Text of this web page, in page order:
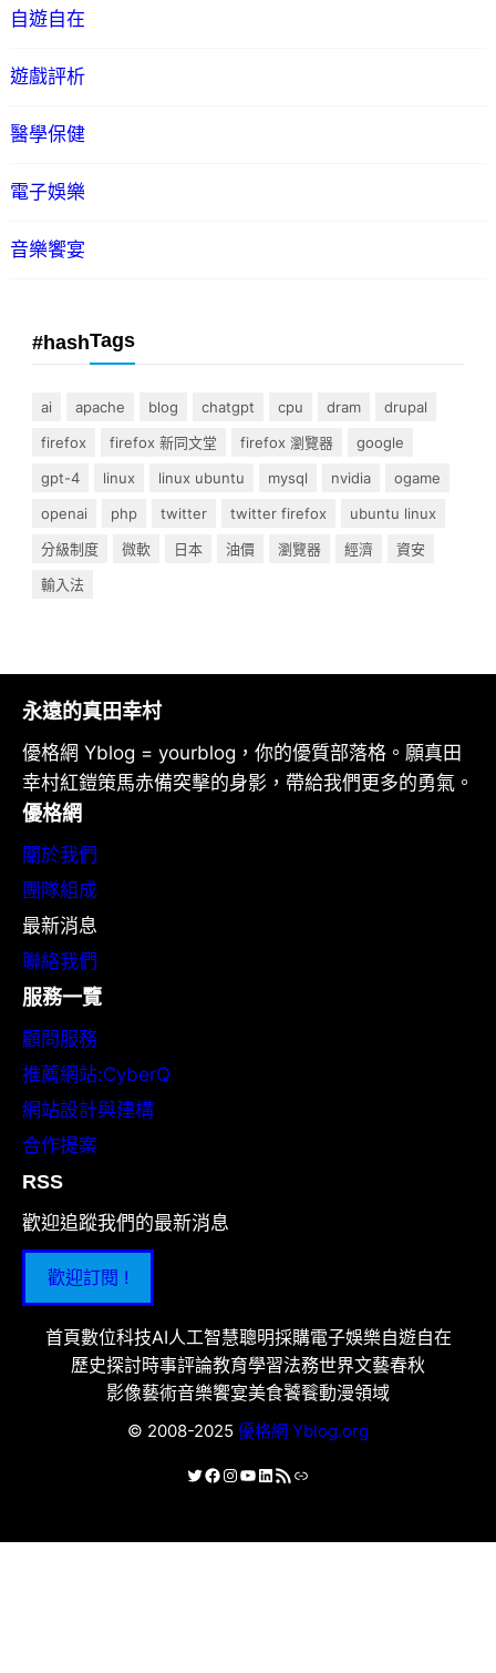
自遊自在
遊戲評析
醫學保健
電子娛樂
音樂饗宴
#hashTags
ai apache blog chatgpt cpu dram
drupal
firefox
firefox 新同文堂 firefox 瀏覽器
google
gpt-4
linux linux ubuntu mysql nvidia
ogame
openai
php twitter twitter firefox
ubuntu linux
分級制度
微軟 日本 油價 瀏覽器 經濟
資安
輸入法
永遠的真田幸村
優格網 Yblog = yourblog，你的優質部落格。願真田
幸村紅鎧策馬赤備突擊的身影，帶給我們更多的勇氣。
優格網
關於我們
團隊組成
最新消息
聯絡我們
服務一覽
顧問服務
推薦網站:CyberQ
網站設計與建構
合作提案
RSS
歡迎追蹤我們的最新消息
歡迎訂閱 !
首頁數位科技AI人工智慧聰明採購電子娛樂自遊自在
歷史探討時事評論教育學習法務世界文藝春秋
影像藝術音樂饗宴美食饕餮動漫領域
© 2008-2025 優格網 Yblog.org
X Facebook
Instagram
YouTube
LinkedIn
RSS 資訊提供連結